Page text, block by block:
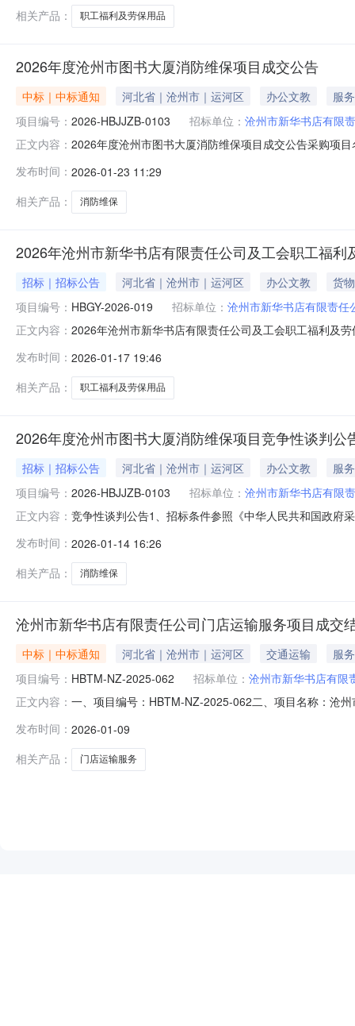
相关产品：
职工福利及劳保用品
2026年度沧州市图书大厦消防维保项目成交公告
中标｜中标通知 河北省｜沧州市｜运河区 办公文教
服务
项目编号： 2026-HBJJZB-0103 招标单位： 沧州市新华书店有限
正文内容： 2026年度沧州市图书大厦消防维保项目成交公告采购项
和广场B座-801采购代理机构联系方式：13730598988
发布时间： 2026-01-23 11:29
相关产品：
消防维保
2026年沧州市新华书店有限责任公司及工会职工福
招标｜招标公告 河北省｜沧州市｜运河区 办公文教
货物
项目编号： HBGY-2026-019 招标单位： 沧州市新华书店有限责任
正文内容： 2026年沧州市新华书店有限责任公司及工会职工福利及
标。采购需求：2026年沧州市新华书店有限责任公司及
资格要求：1.投
发布时间： 2026-01-17 19:46
相关产品：
职工福利及劳保用品
2026年度沧州市图书大厦消防维保项目竞争性谈判公
招标｜招标公告 河北省｜沧州市｜运河区 办公文教
服务
项目编号： 2026-HBJJZB-0103 招标单位： 沧州市新华书店有限
正文内容： 竞争性谈判公告1、招标条件参照《中华人民共和国政府
《中华人民共和国政府采购法》第二十二条规定；3.2落
人身份证、企业
发布时间： 2026-01-14 16:26
相关产品：
消防维保
沧州市新华书店有限责任公司门店运输服务项目成交
中标｜中标通知 河北省｜沧州市｜运河区 交通运输
服务
项目编号： HBTM-NZ-2025-062 招标单位： 沧州市新华书店有限
正文内容： 一、项目编号：HBTM-NZ-2025-062二、项目名称：沧
件，6.5元/件；500件（含）以上，5.5元/件。（因物流
发布时间： 2026-01-09
相关产品：
门店运输服务